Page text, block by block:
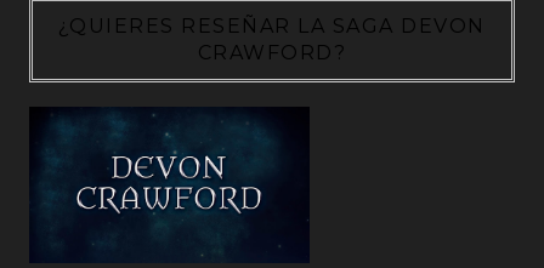
¿QUIERES RESEÑAR LA SAGA DEVON
CRAWFORD?